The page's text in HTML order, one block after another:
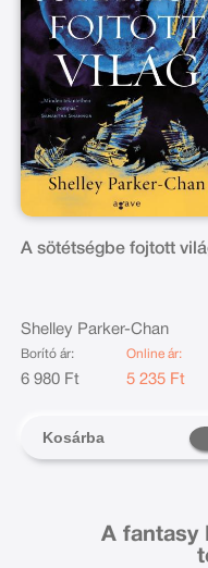
A sötétségbe fojtott
Shelley Parker-Chan
Borító ár:
6 980 Ft
Online ár:
5 235 Ft
Kosárba
A fantasy